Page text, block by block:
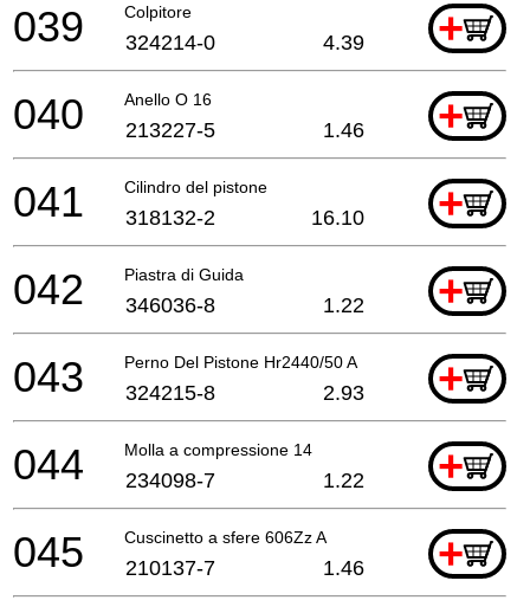
Colpitore +
039 324214-0 4.39
Anello O 16 +
040 213227-5 1.46
Cilindro del pistone +
041 318132-2 16.10
Piastra di Guida +
042 346036-8 1.22
Perno Del Pistone Hr2440/50 A +
043 324215-8 2.93
Molla a compressione 14 +
044 234098-7 1.22
Cuscinetto a sfere 606Zz A +
045 210137-7 1.46